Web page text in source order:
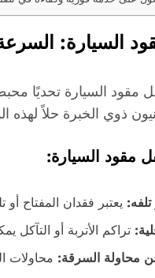
السيارة:
السيارة تحديًا
ذوي الخبرة حلاً لهذه
مقود السيارة:
يعتبر فقدان المفتاح
تراكم الأتربة أو التآكل
محاولة السرقة: محاولات